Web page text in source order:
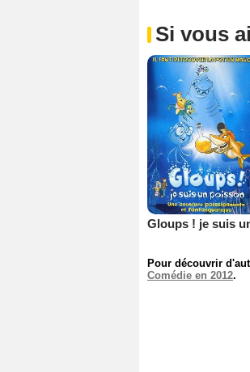
Si vous
Pour découvrir
Comédie en 2012.